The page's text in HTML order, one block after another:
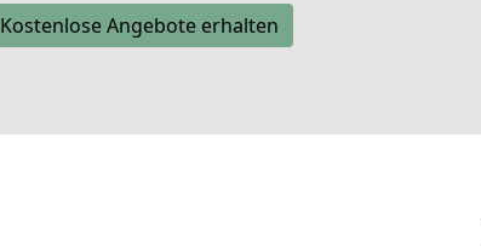
Kostenlose Angebote erhalten